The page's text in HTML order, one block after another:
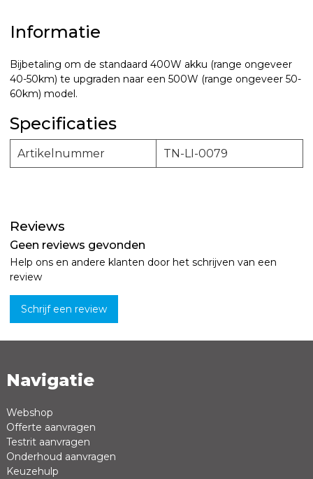
Informatie
Bijbetaling om de standaard 400W akku (range ongeveer
40-50km) te upgraden naar een 500W (range ongeveer 50-
60km) model.
Specificaties
Artikelnummer TN-LI-0079
Reviews
Geen reviews gevonden
Help ons en andere klanten door het schrijven van een
review
Schrijf een review
Naam *
Review *
Navigatie
Webshop
Offerte aanvragen
Testrit aanvragen
Onderhoud aanvragen
Keuzehulp